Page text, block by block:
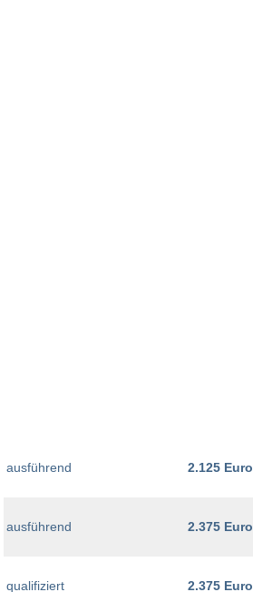
ausführend 2.125 Euro
ausführend 2.375 Euro
qualifiziert 2.375 Euro